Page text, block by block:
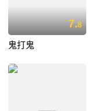
7.8
鬼打鬼